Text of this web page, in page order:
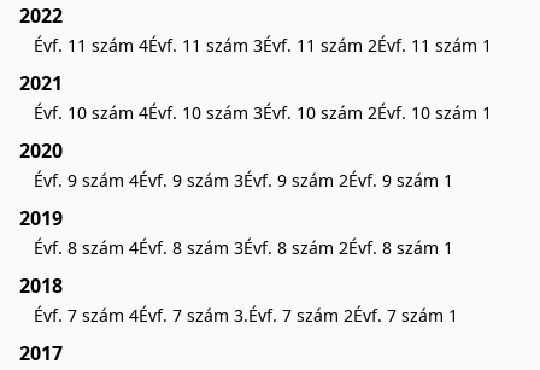
2022
Évf. 11 szám 4Évf. 11 szám 3Évf. 11 szám 2Évf. 11 szám 1
2021
Évf. 10 szám 4Évf. 10 szám 3Évf. 10 szám 2Évf. 10 szám 1
2020
Évf. 9 szám 4Évf. 9 szám 3Évf. 9 szám 2Évf. 9 szám 1
2019
Évf. 8 szám 4Évf. 8 szám 3Évf. 8 szám 2Évf. 8 szám 1
2018
Évf. 7 szám 4Évf. 7 szám 3.Évf. 7 szám 2Évf. 7 szám 1
2017